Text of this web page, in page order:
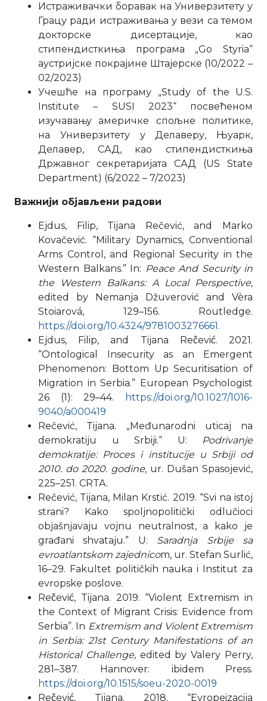
Истраживачки боравак на Универзитету у
Грацу ради истраживања у вези са темом
докторске дисертације, као
стипендисткиња програма „Go Styria“
аустријске покрајине Штајерске (10/2022 –
02/2023)
Учешће на програму „Study of the U.S.
Institute – SUSI 2023“ посвећеном
изучавању америчке спољне политике,
на Универзитету у Делаверу, Њуарк,
Делавер, САД, као стипендисткиња
Државног секретаријата САД (US State
Department) (6/2022 – 7/2023)
Важнији објављени радови
Ejdus, Filip, Tijana Rečević, and Marko
Kovačević. “Military Dynamics, Conventional
Arms Control, and Regional Security in the
Western Balkans.” In: Peace And Security in
the Western Balkans: A Local Perspective,
edited by Nemanja Džuverović and Vèra
Stoiarová, 129–156. Routledge.
https://doi.org/10.4324/9781003276661.
Ejdus, Filip, and Tijana Rečević. 2021.
“Ontological Insecurity as an Emergent
Phenomenon: Bottom Up Securitisation of
Migration in Serbia.” European Psychologist
26 (1): 29–44.
https://doi.org/10.1027/1016-
9040/a000419
Rečević, Tijana. „Međunarodni uticaj na
demokratiju u Srbiji.“ U:
Podrivanje
demokratije: Proces i institucije u Srbiji od
2010. do 2020. godine, ur. Dušan Spasojević,
225–251. CRTA.
Rečević, Tijana, Milan Krstić. 2019. “Svi na istoj
strani? Kako spoljnopolitički odlučioci
objašnjavaju vojnu neutralnost, a kako je
građani shvataju.” U: Saradnja Srbije sa
evroatlantskom zajednicom, ur. Stefan Surlić,
16–29. Fakultet političkih nauka i Institut za
evropske poslove.
Rečević, Tijana. 2019. “Violent Extremism in
the Context of Migrant Crisis: Evidence from
Serbia”. In Extremism and Violent Extremism
in Serbia: 21st Century Manifestations of an
Historical Challenge,edited by Valery Perry,
281–387. Hannover: ibidem Press.
https://doi.org/10.1515/soeu-2020-0019
Rečević, Tijana. 2018. “Evropeizacija